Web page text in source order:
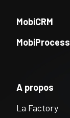
MobiCRM
MobiProcess
A propos
La Factory